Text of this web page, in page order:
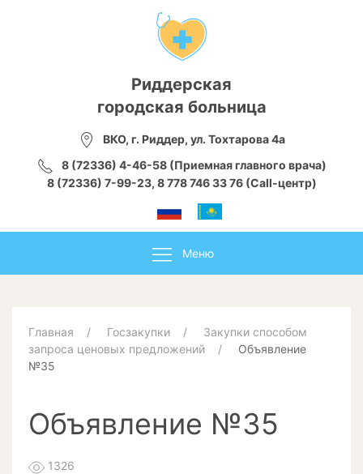
Риддерская
городская больница
ВКО, г. Риддер, ул. Тохтарова 4а
8 (72336) 4-46-58 (Приемная главного врача)
8 (72336) 7-99-23, 8 778 746 33 76 (Call-центр)
Меню
Главная Госзакупки
Закупки способом
запроса ценовых предложений
Объявление
№35
Объявление №35
1326